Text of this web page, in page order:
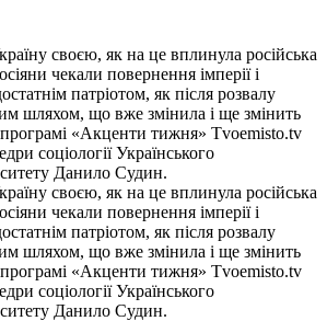
своєю, як на це вплинула російська
чекали повернення імперії і
патріотом, як після розвалу
шляхом, що вже змінила і ще змінить
програмі «Акценти тижня» Tvoemisto.tv
соціології Українського
Данило Судин.
своєю, як на це вплинула російська
чекали повернення імперії і
патріотом, як після розвалу
шляхом, що вже змінила і ще змінить
програмі «Акценти тижня» Tvoemisto.tv
соціології Українського
Данило Судин.